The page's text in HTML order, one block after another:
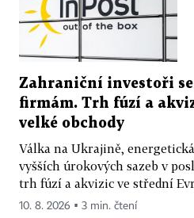
Zahraniční investoři
firmám. Trh fúzí a
velké obchody
Válka na Ukrajině,
vyšších úrokových sazeb v
trh fúzí a akvizic ve střední
10. 8. 2026 ▪ 3 min. čtení